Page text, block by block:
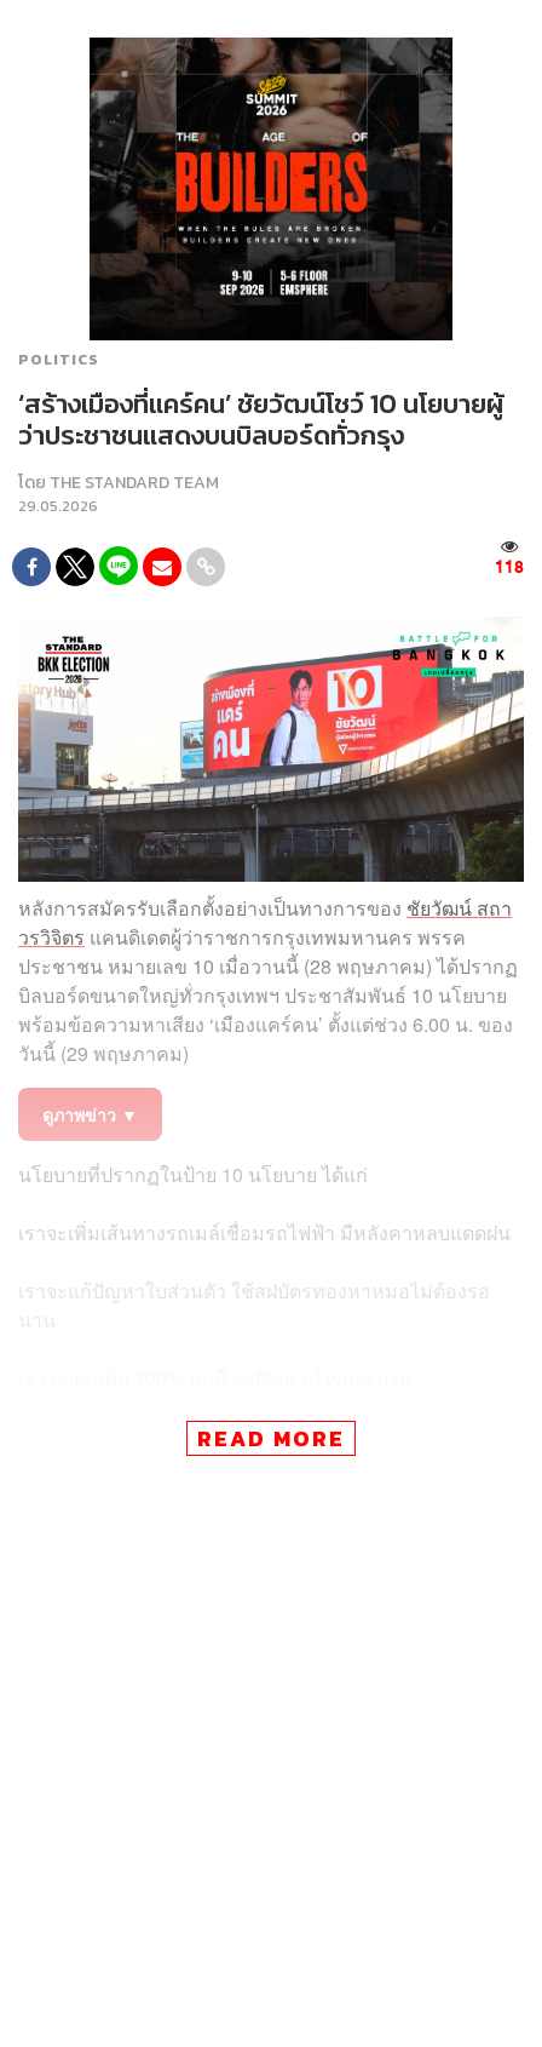
POLITICS
‘สร้างเมืองที่แคร์คน’ ชัยวัฒน์โชว์ 10 นโยบายผู้
ว่าประชาชนแสดงบนบิลบอร์ดทั่วกรุง
โดย THE STANDARD TEAM
29.05.2026
118
หลังการสมัครรับเลือกตั้งอย่างเป็นทางการของ ชัยวัฒน์ สถา
วรวิจิตร แคนดิเดตผู้ว่าราชการกรุงเทพมหานคร พรรค
ประชาชน หมายเลข 10 เมื่อวานนี้ (28 พฤษภาคม) ได้ปรากฏ
บิลบอร์ดขนาดใหญ่ทั่วกรุงเทพฯ ประชาสัมพันธ์ 10 นโยบาย
พร้อมข้อความหาเสียง ‘เมืองแคร์คน’ ตั้งแต่ช่วง 6.00 น. ของ
วันนี้ (29 พฤษภาคม)
ดูภาพข่าว ▼
นโยบายที่ปรากฏในป้าย 10 นโยบาย ได้แก่
เราจะเพิ่มเส้นทางรถเมล์เชื่อมรถไฟฟ้า มีหลังคาหลบแดดฝน
เราจะแก้ปัญหาใบส่วนตัว ใช้สฝบัตรทองหาหมอไม่ต้องรอ
ป้องกันอาชญากรรม 24 ชม. เราจะเชื่อม CCTV รัฐ-เอกชน
READ MORE